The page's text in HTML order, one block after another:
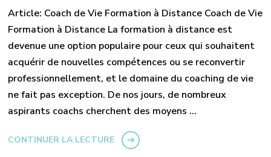
Article: Coach de Vie Formation à Distance Coach de Vie
Formation à Distance La formation à distance est
devenue une option populaire pour ceux qui souhaitent
acquérir de nouvelles compétences ou se reconvertir
professionnellement, et le domaine du coaching de vie
ne fait pas exception. De nos jours, de nombreux
aspirants coachs cherchent des moyens …
CONTINUER LA LECTURE